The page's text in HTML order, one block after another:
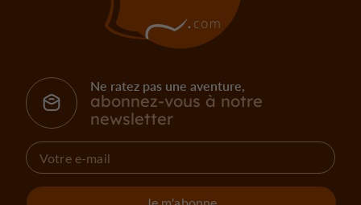
Ne ratez pas une aventure,
abonnez-vous à notre
newsletter